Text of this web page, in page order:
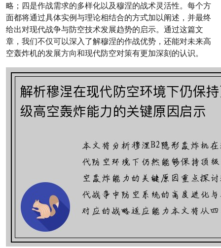
略；四是作战需求的多样化以及穆涅的战术灵活性。每个方
面都将通过具体实例与理论相结合的方式加以阐述，并最终
给出对现代战争与防空技术发展趋势的启示。通过这篇文
章，我们不仅可以深入了解穆涅的作战优势，还能对未来高
空轰炸机的发展方向和现代防空对策有更加深刻的认识。